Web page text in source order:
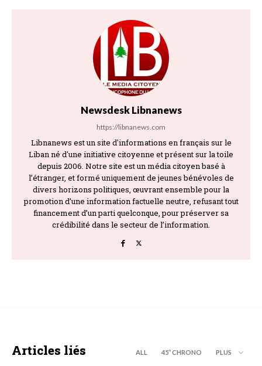
Newsdesk Libnanews
https://libnanews.com
Libnanews est un site d'informations en français sur le
Liban né d'une initiative citoyenne et présent sur la toile
depuis 2006. Notre site est un média citoyen basé à
l’étranger, et formé uniquement de jeunes bénévoles de
divers horizons politiques, œuvrant ensemble pour la
promotion d’une information factuelle neutre, refusant tout
financement d’un parti quelconque, pour préserver sa
crédibilité dans le secteur de l’information.
Articles liés ALL 45’’ CHRONO PLUS